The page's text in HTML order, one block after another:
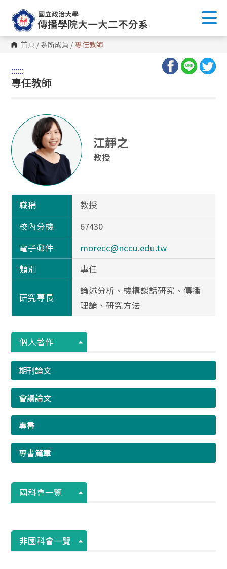
首頁 / 系所成員 / 專任教師
::::::
專任教師
江靜之
教授
職稱
教授
校內分機
67430
電子郵件
morecc@nccu.edu.tw
類別
專任
研究專長
論述分析、機構談話研究、傳播
理論、研究方法
個人著作
期刊論文
會議論文
專書
專書篇章
國科會一覽
非國科會一覽